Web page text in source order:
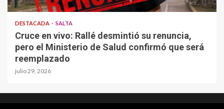
DESTACADA SALTA
Cruce en vivo: Rallé desmintió su renuncia,
pero el Ministerio de Salud confirmó que será
reemplazado
julio 29, 2026